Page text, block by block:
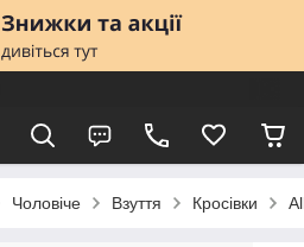
Чоловіче Взуття Кросівки